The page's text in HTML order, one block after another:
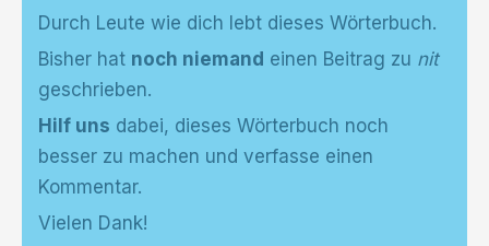
Durch Leute wie dich lebt dieses Wörterbuch.
Bisher hat noch niemand einen Beitrag zu nit
geschrieben.
Hilf uns dabei, dieses Wörterbuch noch
besser zu machen und verfasse einen
Kommentar.
Vielen Dank!